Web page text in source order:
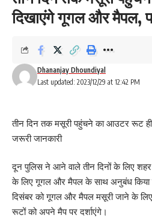
दिखाएंगे गूगल और मैपल,
Last updated: 2023/12/29 at 12:42 PM
Dhananjay Dhoundiyal
तीन दिन तक मसूरी पहुंचने का आउटर रूट
जरूरी जानकारी
दून पुलिस ने आने वाले तीन दिनों के लिए
के लिए गूगल और मैपल के साथ अनुबंध
दिसंबर को गूगल और मैपल मसूरी जाने के
रूटों को अपने मैप पर दर्शाएंगे।